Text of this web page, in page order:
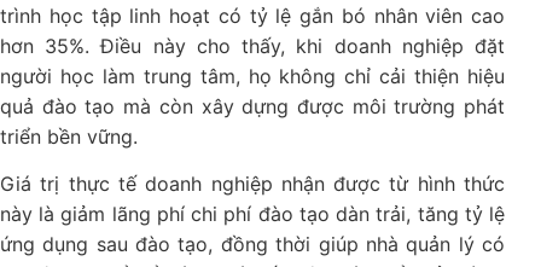
trình học tập linh hoạt có tỷ lệ gắn bó nhân viên cao
hơn 35%. Điều này cho thấy, khi doanh nghiệp đặt
người học làm trung tâm, họ không chỉ cải thiện hiệu
quả đào tạo mà còn xây dựng được môi trường phát
triển bền vững.
Giá trị thực tế doanh nghiệp nhận được từ hình thức
này là giảm lãng phí chi phí đào tạo dàn trải, tăng tỷ lệ
ứng dụng sau đào tạo, đồng thời giúp nhà quản lý có